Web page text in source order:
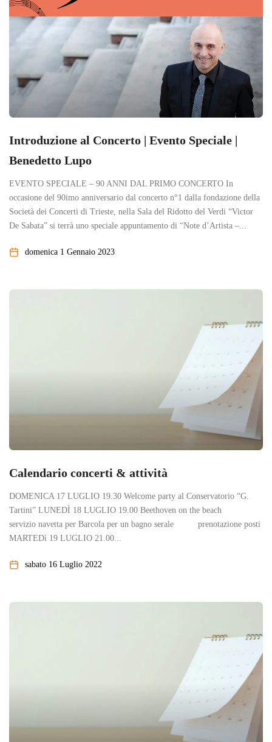
Introduzione al Concerto | Evento Speciale |
Benedetto Lupo
EVENTO SPECIALE – 90 ANNI DAL PRIMO CONCERTO In
occasione del 90imo anniversario dal concerto n°1 dalla fondazione della
Società dei Concerti di Trieste, nella Sala del Ridotto del Verdi “Victor
De Sabata” si terrà uno speciale appuntamento di “Note d’Artista –...
domenica 1 Gennaio 2023
Calendario concerti & attività
DOMENICA 17 LUGLIO 19.30 Welcome party al Conservatorio “G.
Tartini” LUNEDÌ 18 LUGLIO 19.00 Beethoven on the beach
servizio navetta per Barcola per un bagno serale prenotazione posti
MARTEDì 19 LUGLIO 21.00...
sabato 16 Luglio 2022